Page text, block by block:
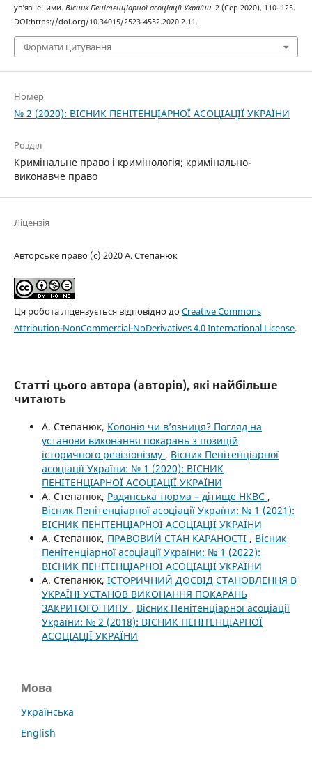
ув’язненими. Вісник Пенітенціарної асоціації України. 2 (Сер 2020), 110–125.
DOI:https://doi.org/10.34015/2523-4552.2020.2.11.
Формати цитування
Номер
№ 2 (2020): ВІСНИК ПЕНІТЕНЦІАРНОЇ АСОЦІАЦІЇ УКРАЇНИ
Розділ
Кримінальне право і кримінологія; кримінально-
виконавче право
Ліцензія
Авторське право (c) 2020 А. Степанюк
Ця робота ліцензується відповідно доCreative Commons
Attribution-NonCommercial-NoDerivatives 4.0 International License.
Статті цього автора (авторів), які найбільше
читають
А. Степанюк, Колонія чи в’язниця? Погляд на
установи виконання покарань з позицій
історичного ревізіонізму , Вісник Пенітенціарної
асоціації України: № 1 (2020): ВІСНИК
ПЕНІТЕНЦІАРНОЇ АСОЦІАЦІЇ УКРАЇНИ
А. Степанюк, Радянська тюрма – дітище НКВС ,
Вісник Пенітенціарної асоціації України: № 1 (2021):
ВІСНИК ПЕНІТЕНЦІАРНОЇ АСОЦІАЦІЇ УКРАЇНИ
А. Степанюк, ПРАВОВИЙ СТАН КАРАНОСТІ , Вісник
Пенітенціарної асоціації України: № 1 (2022):
ВІСНИК ПЕНІТЕНЦІАРНОЇ АСОЦІАЦІЇ УКРАЇНИ
А. Степанюк, ІСТОРИЧНИЙ ДОСВІД СТАНОВЛЕННЯ В
УКРАЇНІ УСТАНОВ ВИКОНАННЯ ПОКАРАНЬ
ЗАКРИТОГО ТИПУ , Вісник Пенітенціарної асоціації
України: № 2 (2018): ВІСНИК ПЕНІТЕНЦІАРНОЇ
АСОЦІАЦІЇ УКРАЇНИ
Мова
Українська
English